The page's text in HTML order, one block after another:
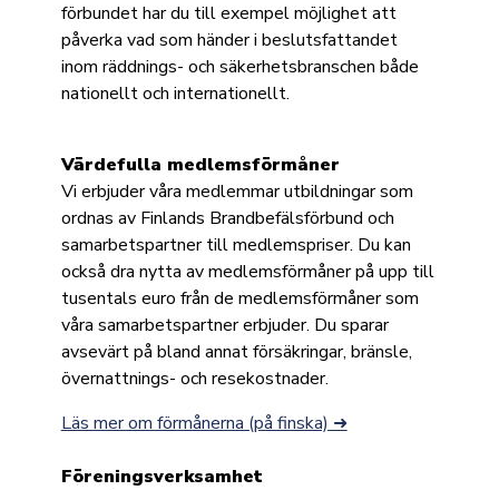
förbundet har du till exempel möjlighet att
påverka vad som händer i beslutsfattandet
inom räddnings- och säkerhetsbranschen både
nationellt och internationellt.
Värdefulla medlemsförmåner
Vi erbjuder våra medlemmar utbildningar som
ordnas av Finlands Brandbefälsförbund och
samarbetspartner till medlemspriser. Du kan
också dra nytta av medlemsförmåner på upp till
tusentals euro från de medlemsförmåner som
våra samarbetspartner erbjuder. Du sparar
avsevärt på bland annat försäkringar, bränsle,
övernattnings- och resekostnader.
Läs mer om förmånerna (på finska) ➜
Föreningsverksamhet